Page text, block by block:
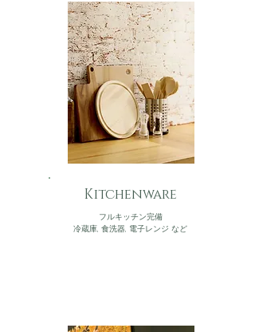
Kitchenware
フルキッチン完備
冷蔵庫, 食洗器, 電子レンジ など